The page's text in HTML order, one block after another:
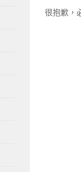
很抱歉，